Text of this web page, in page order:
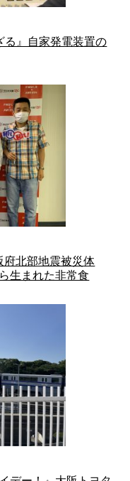
る』自家発電装置の
府北部地震被災体
生まれた非常食